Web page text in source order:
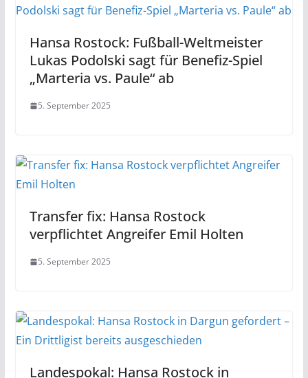
Hansa Rostock: Fußball-Weltmeister
Lukas Podolski sagt für Benefiz-Spiel
„Marteria vs. Paule“ ab
5. September 2025
Transfer fix: Hansa Rostock
verpflichtet Angreifer Emil Holten
5. September 2025
Landespokal: Hansa Rostock in